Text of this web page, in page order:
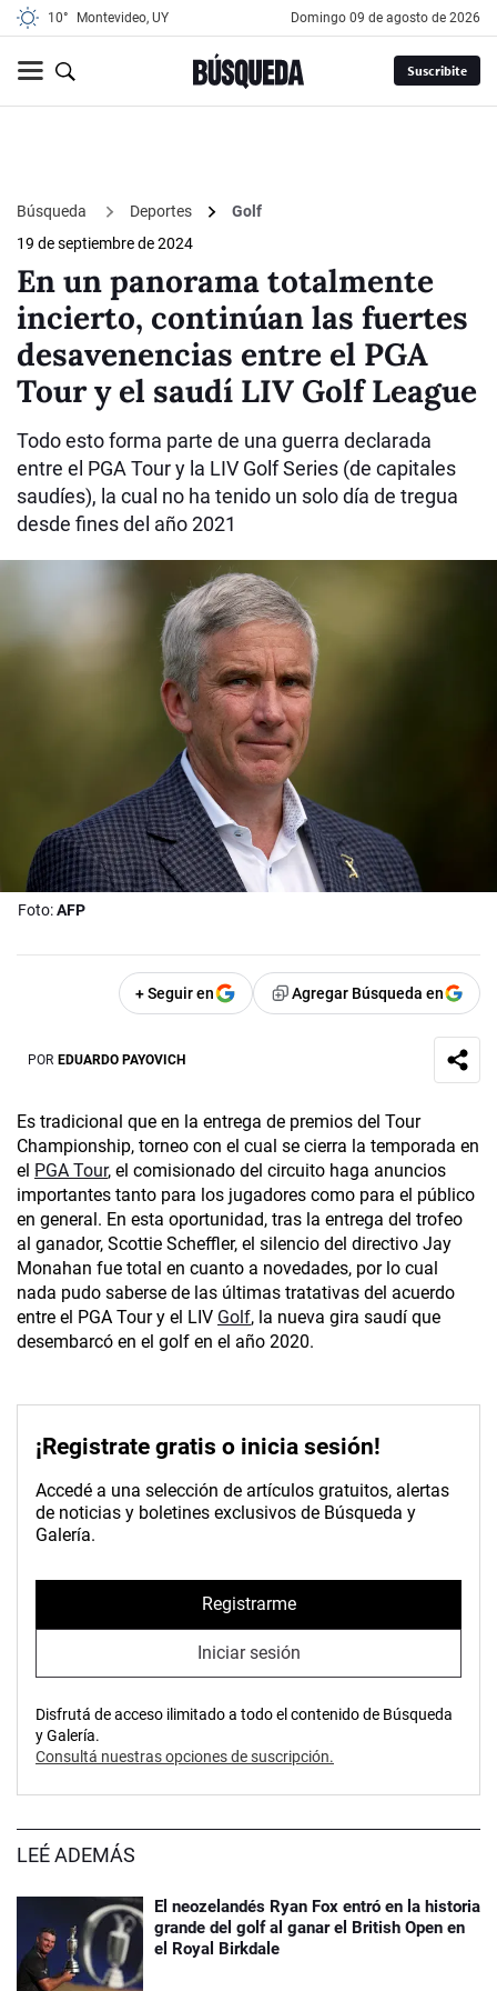
10° Montevideo, UY domingo 09 de agosto de 2026
Suscribite
Búsqueda Deportes
Golf
19 de septiembre de 2024
En un panorama totalmente
incierto, continúan las fuertes
desavenencias entre el PGA
Tour y el saudí LIV Golf League
Todo esto forma parte de una guerra declarada
entre el PGA Tour y la LIV Golf Series (de capitales
saudíes), la cual no ha tenido un solo día de tregua
desde fines del año 2021
Foto:AFP
+ Seguir en Agregar Búsqueda en
POR EDUARDO PAYOVICH
Es tradicional que en la entrega de premios del Tour
Championship, torneo con el cual se cierra la temporada en
el PGA Tour, el comisionado del circuito haga anuncios
importantes tanto para los jugadores como para el público
en general. En esta oportunidad, tras la entrega del trofeo
al ganador, Scottie Scheffler, el silencio del directivo Jay
Monahan fue total en cuanto a novedades, por lo cual
nada pudo saberse de las últimas tratativas del acuerdo
entre el PGA Tour y el LIV Golf, la nueva gira saudí que
desembarcó en el golf en el año 2020.
¡Registrate gratis o inicia sesión!
Accedé a una selección de artículos gratuitos, alertas
de noticias y boletines exclusivos de Búsqueda y
Galería.
Registrarme
Iniciar sesión
Disfrutá de acceso ilimitado a todo el contenido de Búsqueda
y Galería.
Consultá nuestras opciones de suscripción.
LEÉ ADEMÁS
El neozelandés Ryan Fox entró en la historia
grande del golf al ganar el British Open en
el Royal Birkdale